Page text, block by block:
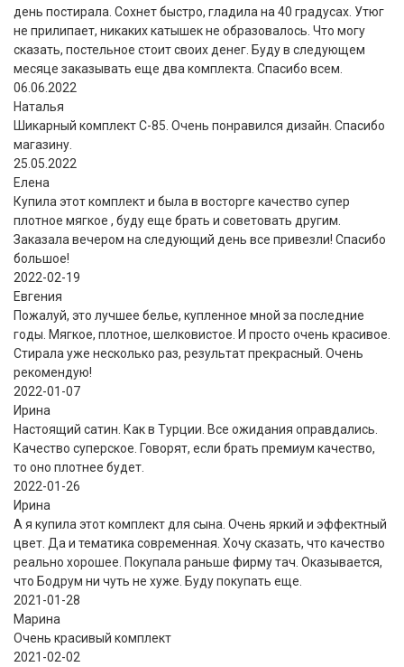
день постирала. Сохнет быстро, гладила на 40 градусах. Утюг
не прилипает, никаких катышек не образовалось. Что могу
сказать, постельное стоит своих денег. Буду в следующем
месяце заказывать еще два комплекта. Спасибо всем.
06.06.2022
Наталья
Шикарный комплект C-85. Очень понравился дизайн. Спасибо
магазину.
25.05.2022
Елена
Купила этот комплект и была в восторге качество супер
плотное мягкое , буду еще брать и советовать другим.
Заказала вечером на следующий день все привезли! Спасибо
большое!
2022-02-19
Евгения
Пожалуй, это лучшее белье, купленное мной за последние
годы. Мягкое, плотное, шелковистое. И просто очень красивое.
Стирала уже несколько раз, результат прекрасный. Очень
рекомендую!
2022-01-07
Ирина
Настоящий сатин. Как в Турции. Все ожидания оправдались.
Качество суперское. Говорят, если брать премиум качество,
то оно плотнее будет.
2022-01-26
Ирина
А я купила этот комплект для сына. Очень яркий и эффектный
цвет. Да и тематика современная. Хочу сказать, что качество
реально хорошее. Покупала раньше фирму тач. Оказывается,
что Бодрум ни чуть не хуже. Буду покупать еще.
2021-01-28
Марина
Очень красивый комплект
2021-02-02